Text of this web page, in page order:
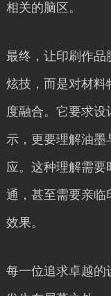
相关的脑区。
最终，让印刷作品
炫技，而是对材料
度融合。它要求
示，更要理解油墨
应。这种理解需要
通，甚至需要亲临
效果。
每一位追求卓越的